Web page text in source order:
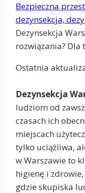
Bezpieczna
dezynsekcja,
Dezynsekcja
rozwiązania?
Ostatnia
Dezynsekcja
ludziom od
czasach ich
miejscach
tylko uciążliwa,
w Warszawie to
higienę i zdrowie,
gdzie skupiska